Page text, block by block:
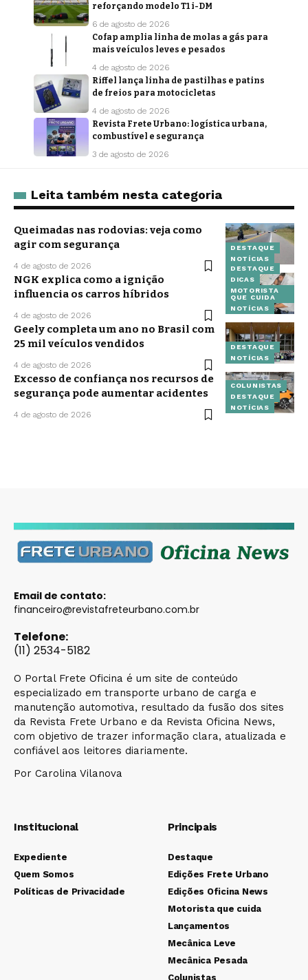
reforçando modelo T1 i-DM
6 de agosto de 2026
Cofap amplia linha de molas a gás para
mais veículos leves e pesados
4 de agosto de 2026
Riffel lança linha de pastilhas e patins
de freios para motocicletas
4 de agosto de 2026
Revista Frete Urbano: logística urbana,
combustível e segurança
3 de agosto de 2026
Leita também nesta categoria
DESTAQUE
NOTÍCIAS
Queimadas nas rodovias: veja como
agir com segurança
4 de agosto de 2026
DESTAQUE
DICAS
MOTORISTA
QUE CUIDA
NOTÍCIAS
NGK explica como a ignição
influencia os carros híbridos
4 de agosto de 2026
DESTAQUE
NOTÍCIAS
Geely completa um ano no Brasil com
25 mil veículos vendidos
4 de agosto de 2026
COLUNISTAS
DESTAQUE
NOTÍCIAS
Excesso de confiança nos recursos de
segurança pode aumentar acidentes
4 de agosto de 2026
Email de contato:
financeiro@revistafreteurbano.com.br
Telefone:
(11) 2534-5182
O Portal Frete Oficina é um site de conteúdo
especializado em transporte urbano de carga e
manutenção automotiva, resultado da fusão dos sites
da Revista Frete Urbano e da Revista Oficina News,
com objetivo de trazer informação clara, atualizada e
confiável aos leitores diariamente.
Por Carolina Vilanova
Institucional
Expediente
Quem Somos
Políticas de Privacidade
Principais
Destaque
Edições Frete Urbano
Edições Oficina News
Motorista que cuida
Lançamentos
Mecânica Leve
Mecânica Pesada
Colunistas